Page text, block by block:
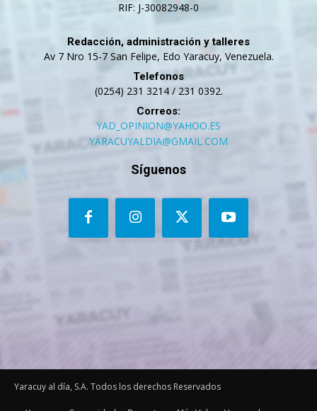
RIF: J-30082948-0
Redacción, administración y talleres
Av 7 Nro 15-7 San Felipe, Edo Yaracuy, Venezuela.
Telefonos
(0254) 231 3214 / 231 0392.
Correos:
YAD_OPINION@YAHOO.ES
YARACUYALDIA@GMAIL.COM
Síguenos
Yaracuy al día, S.A. Todos los derechos Reservados